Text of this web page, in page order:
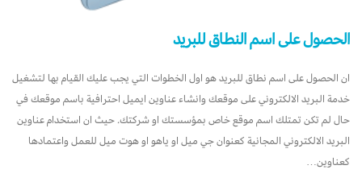
الحصول على اسم النطاق للبريد
ان الحصول على اسم نطاق للبريد هو اول الخطوات التي يجب عليك القيام بها لتشغيل
خدمة البريد الالكتروني على موقعك وانشاء عناوين ايميل احترافية باسم موقعك في
حال لم تكن تمتلك اسم موقع خاص بمؤسستك او شركتك. حيث ان استخدام عناوين
البريد الالكتروني المجانية كعنوان جي ميل او ياهو او هوت ميل للعمل واعتمادها
كعناوين…